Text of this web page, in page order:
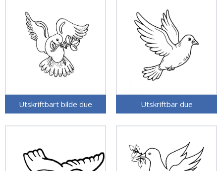
Utskriftbart bilde due Utskriftbar due